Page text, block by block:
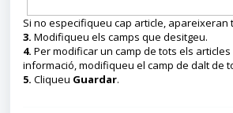
Si no especifiqueu cap article, apareixeran
3. Modifiqueu els camps que desitgeu.
4. Per modificar un camp de tots els
informació, modifiqueu el camp de dalt de
5. Cliqueu Guardar.